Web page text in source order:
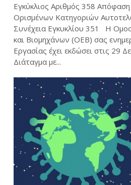
Εγκύκλιος Αριθμός 358 Απόφαση
Ορισμένων Κατηγοριών
Συνέχεια Εγκυκλίου 351 Η
και Βιομηχάνων (ΟΕΒ) σας
Εργασίας έχει εκδώσει στις 29
Διάταγμα με...